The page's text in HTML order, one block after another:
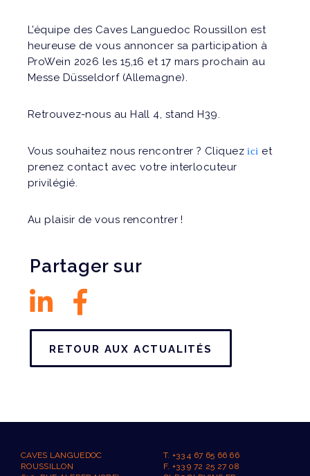
L’équipe des Caves Languedoc Roussillon est
heureuse de vous annoncer sa participation à
ProWein 2026 les 15,16 et 17 mars prochain au
Messe Düsseldorf (Allemagne).
Retrouvez-nous au Hall 4, stand H39.
Vous souhaitez nous rencontrer ? Cliquezici et
prenez contact avec votre interlocuteur
privilégié.
Au plaisir de vous rencontrer !
Partager sur
RETOUR AUX ACTUALITÉS
CAVES LANGUEDOC
ROUSSILLON
T. +33 4 67 65 66 66
F. +33 9 72 25 27 08